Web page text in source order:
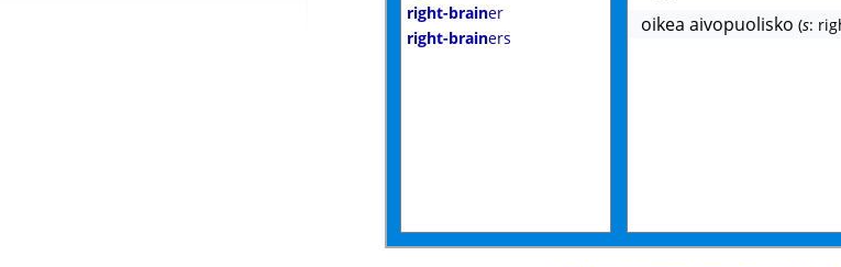
right-brainer
right-brainers
oikea aivopuolisko (s: